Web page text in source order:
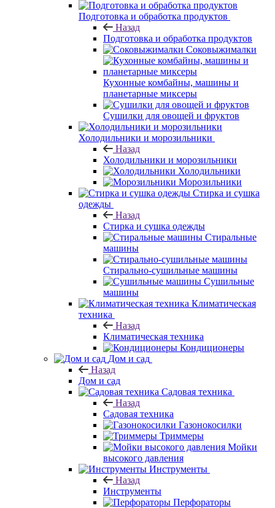
Подготовка и обработка продуктов
Назад
Подготовка и обработка продуктов
Соковыжималки
Кухонные комбайны, машины и
планетарные миксеры
Сушилки для овощей и фруктов
Холодильники и морозильники
Назад
Холодильники и морозильники
Холодильники
Морозильники
Стирка и сушка
одежды
Назад
Стирка и сушка одежды
Стиральные
машины
Стирально-сушильные машины
Сушильные
машины
Климатическая
техника
Назад
Климатическая техника
Кондиционеры
Дом и сад
Назад
Дом и сад
Садовая техника
Назад
Садовая техника
Газонокосилки
Триммеры
Мойки
высокого давления
Инструменты
Назад
Инструменты
Перфораторы